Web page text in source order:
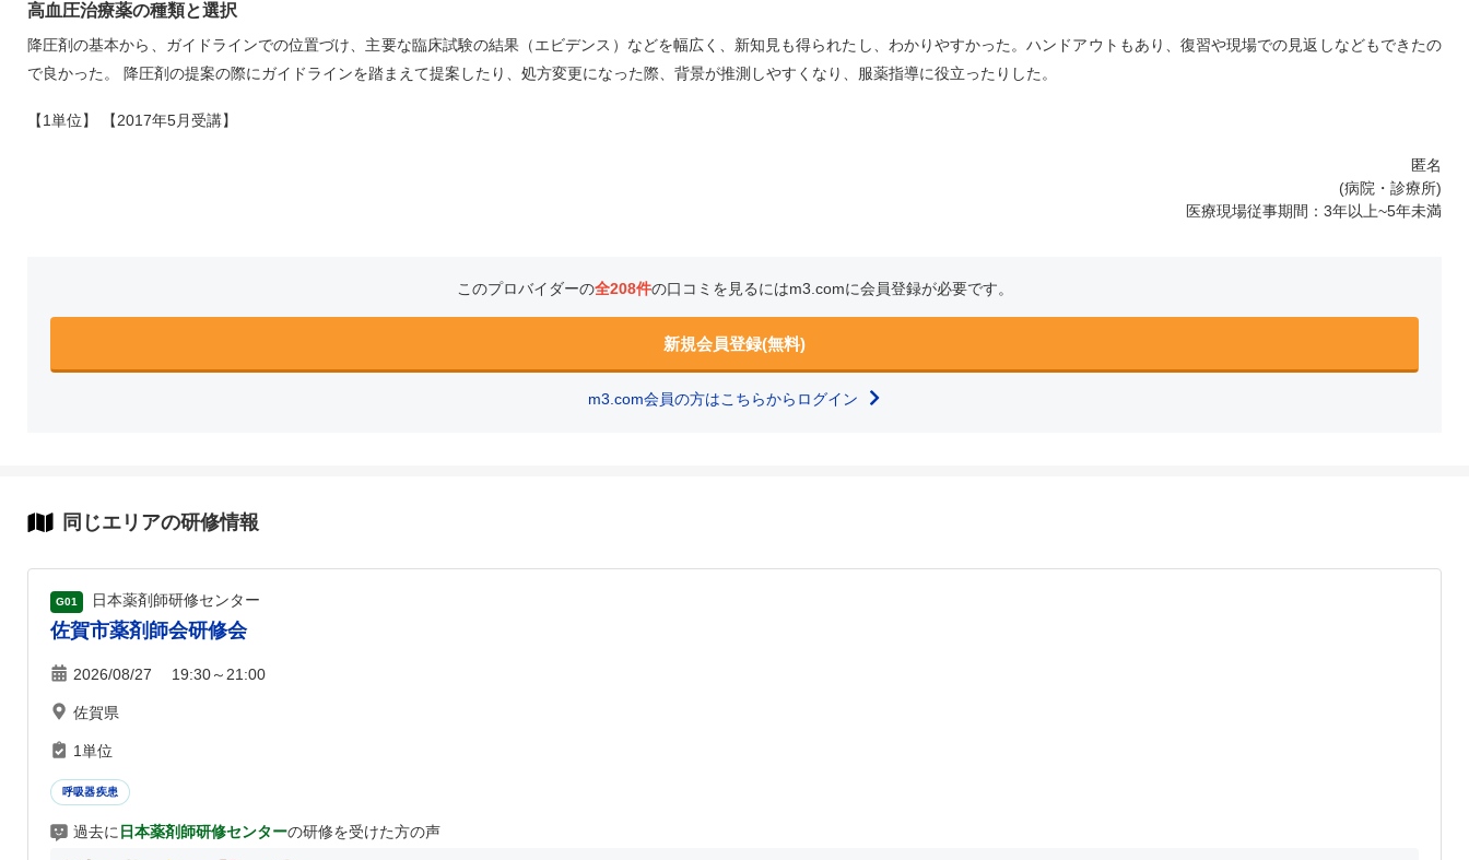
高血圧治療薬の種類と選択
降圧剤の基本から、ガイドラインでの位置づけ、主要な臨床試験の結果（エビデンス）などを幅広く、新知見も得られたし、わかりやすかった。ハンドアウトもあり、復習や現場での見返しなどもできたの
で良かった。 降圧剤の提案の際にガイドラインを踏まえて提案したり、処方変更になった際、背景が推測しやすくなり、服薬指導に役立ったりした。
【1単位】 【2017年5月受講】
匿名
(病院・診療所)
医療現場従事期間：3年以上~5年未満
このプロバイダーの全208件の口コミを見るにはm3.comに会員登録が必要です。
新規会員登録(無料)
m3.com会員の方はこちらからログイン
同じエリアの研修情報
G01 日本薬剤師研修センター
佐賀市薬剤師会研修会
2026/08/27 19:30～21:00
佐賀県
1単位
呼吸器疾患
過去に 日本薬剤師研修センターの研修を受けた方の声